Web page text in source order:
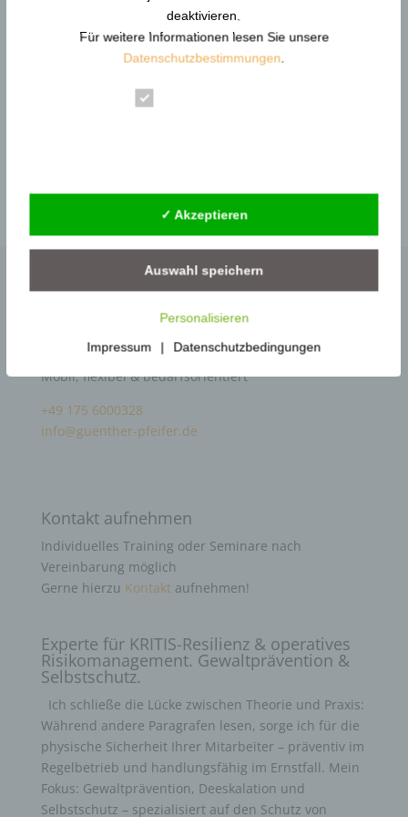
Reform der DGUV Vorschrift 2: Gewaltprävention &
Arbeitsschutz
Gewaltschutzkoordinator im Gesundheitswesen |
Gewaltschutzkoordinator im
Personaltrainer bundesweit
Günther Pfeifer
Mobil, flexibel & bedarfsorientiert
+49 175 6000328
info@guenther-pfeifer.de
Datenschutz
Glossar
Kontakt aufnehmen
Individuelles Training oder Seminare nach
Vereinbarung möglich
Gerne hierzu Kontaktaufnehmen!
Experte für KRITIS-Resilienz & operatives
Risikomanagement. Gewaltprävention &
Selbstschutz.
Ich schließe die Lücke zwischen Theorie und Praxis:
Während andere Paragrafen lesen, sorge ich für die
physische Sicherheit Ihrer Mitarbeiter – präventiv im
Regelbetrieb und handlungsfähig im Ernstfall. Mein
Fokus: Gewaltprävention, Deeskalation und
Selbstschutz – spezialisiert auf den Schutz von
deaktivieren.
Für weitere Informationen lesen Sie unsere
Datenschutzbestimmungen.
✓ Akzeptieren
Auswahl speichern
Personalisieren
Impressum | Datenschutzbedingungen